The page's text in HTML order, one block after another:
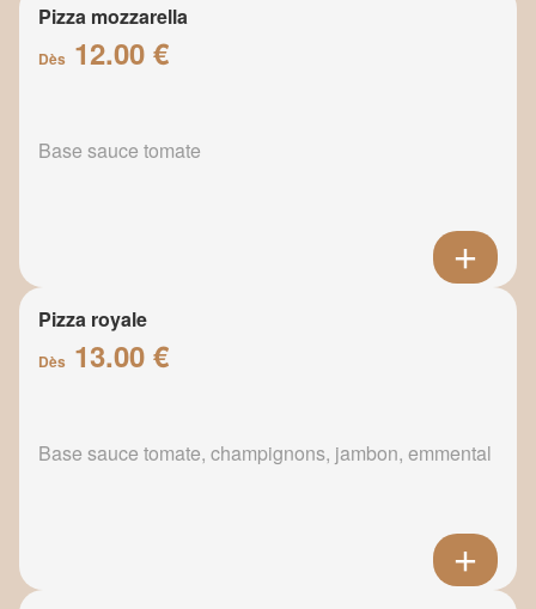
Pizza mozzarella
Dès 12.00 €
Base sauce tomate
Pizza royale
Dès 13.00 €
Base sauce tomate, champignons, jambon, emmental